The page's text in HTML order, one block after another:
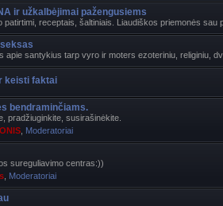
ir užkalbėjimai pažengusiems
patirtimi, receptais, šaltiniais. Liaudiškos priemonės sau
apie santykius tarp vyro ir moters ezoteriniu, religiniu,
keisti faktai
bendraminčiams.
pradžiuginkite, susirašinėkite.
Moderatoriai
sureguliavimo centras:))
Moderatoriai